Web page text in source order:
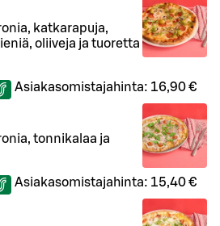
katkarapuja,
oliiveja ja tuoretta
Asiakasomistajahinta: 16,90 €
tonnikalaa ja
Asiakasomistajahinta: 15,40 €